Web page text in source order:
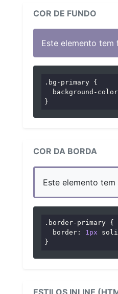
COR DE FUNDO
Este elemento tem
.bg-primary {
background-color
}
COR DA BORDA
Este elemento
.border-primary {
border : 1px
}
ESTILOS INLINE